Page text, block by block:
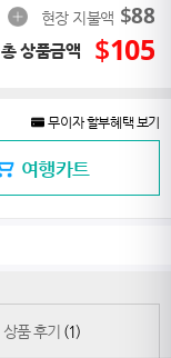
현장 지불액 $88
총 상품금액 $105
무이자 할부혜택 보기
여행카트
상품 후기 (1)